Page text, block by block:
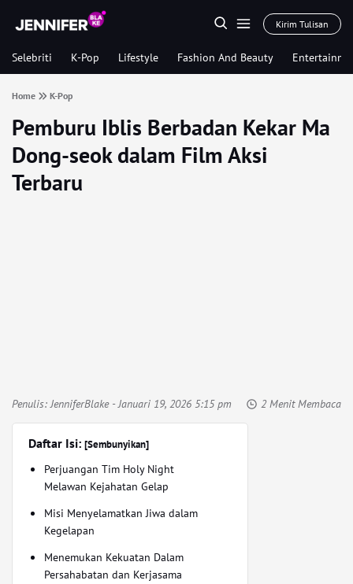
Kirim Tulisan
Selebriti K-Pop Lifestyle Fashion And Beauty
Home K-Pop
Pemburu Iblis Berbadan Kekar Ma
Dong-seok dalam Film Aksi
Terbaru
Penulis:JenniferBlake- Januari 19, 2026 5:15 pm 2 Menit Membaca
Daftar Isi: [Sembunyikan]
Perjuangan Tim Holy Night
Melawan Kejahatan Gelap
Misi Menyelamatkan Jiwa dalam
Kegelapan
Menemukan Kekuatan Dalam
Persahabatan dan Kerjasama